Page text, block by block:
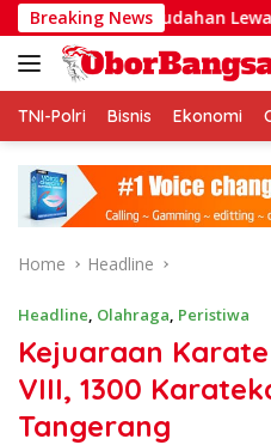
Skip
to
content
Breaking NewsLewat Teknologi
TNI-Polri Bisnis Ekonomi
Home Headline
Headline, Olahraga, Peristiwa
Kejuaraan
VIII, 1300
Tangerang